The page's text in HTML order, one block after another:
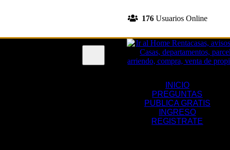
176Usuarios Online
INICIO
PREGUNTAS
PUBLICA GRATIS
INGRESO
REGISTRATE